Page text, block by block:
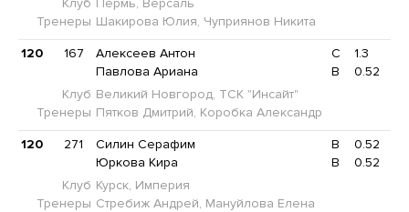
Клуб Пермь, Версаль
Тренеры Шакирова Юлия, Чуприянов Никита
120 167 Алексеев Антон C
1.3
Павлова Ариана
B
0.52
Клуб Великий Новгород, ТСК "Инсайт"
Тренеры Пятков Дмитрий, Коробка Александр
120 271 Силин Серафим B
0.52
Юркова Кира
B
0.52
Клуб Курск, Империя
Тренеры Стребиж Андрей, Мануйлова Елена